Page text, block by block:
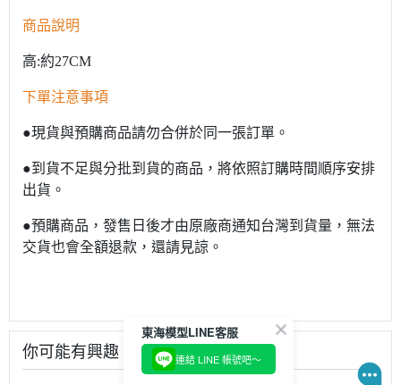
商品說明
高:約27CM
下單注意事項
●現貨與預購商品請勿合併於同一張訂單。
●到貨不足與分批到貨的商品，將依照訂購時間順序安排
出貨。
●預購商品，發售日後才由原廠商通知台灣到貨量，無法
交貨也會全額退款，還請見諒。
你可能有興趣